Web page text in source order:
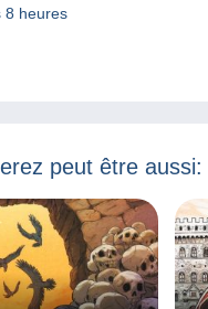
8 heures
peut être aussi: